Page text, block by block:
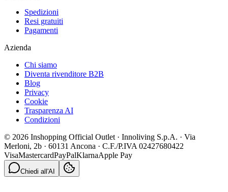
Spedizioni
Resi gratuiti
Pagamenti
Azienda
Chi siamo
Diventa rivenditore B2B
Blog
Privacy
Cookie
Trasparenza AI
Condizioni
© 2026 Inshopping Official Outlet · Innoliving S.p.A. · Via
Merloni, 2b · 60131 Ancona · C.F./P.IVA 02427680422
VisaMastercardPayPalKlarnaApple Pay
Chiedi all'AI